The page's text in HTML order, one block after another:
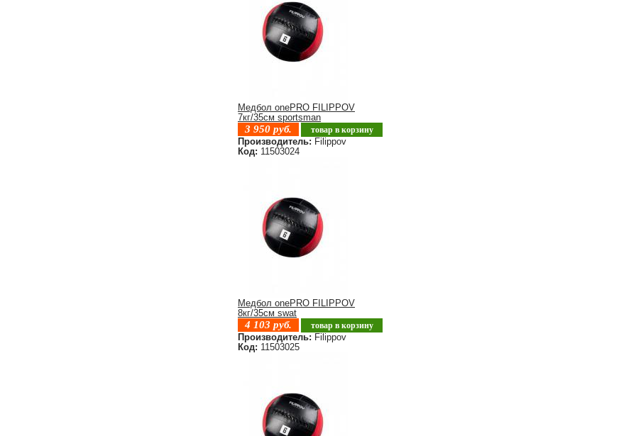
Медбол onePRO FILIPPOV
7кг/35см sportsman
3 950 руб. товар в корзину
Производитель: Filippov
Код: 11503024
Медбол onePRO FILIPPOV
8кг/35см swat
4 103 руб. товар в корзину
Производитель: Filippov
Код: 11503025